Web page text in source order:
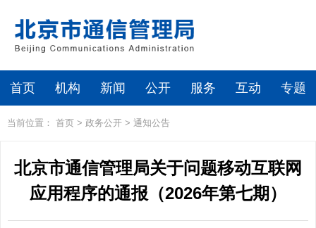
首页 机构 新闻 公开 服务 互动 专题
当前位置： 首页 > 政务公开 > 通知公告
北京市通信管理局关于问题移动互联网
应用程序的通报（2026年第七期）